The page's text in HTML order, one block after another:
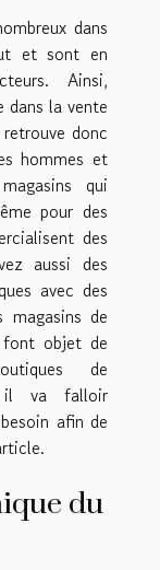
dans
et sont en
Ainsi,
dans la vente
donc
hommes et
qui
pour des
des
aussi des
avec des
magasins de
font objet de
de
il va falloir
afin de
du